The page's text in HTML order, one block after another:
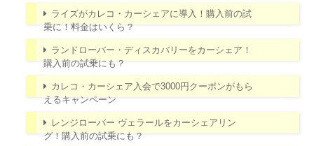
ライズがカレコ・カーシェアに導入！購入前の試
乗に！料金はいくら？
ランドローバー・ディスカバリーをカーシェア！
購入前の試乗にも？
カレコ・カーシェア入会で3000円クーポンがもら
えるキャンペーン
レンジローバー ヴェラールをカーシェアリン
グ！購入前の試乗にも？